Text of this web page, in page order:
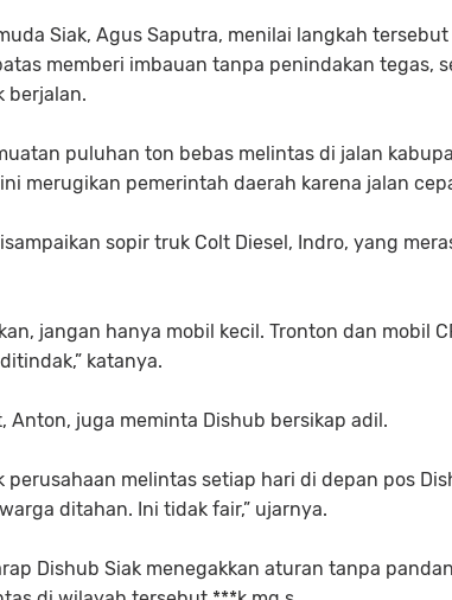
Siak, Agus Saputra, menilai langkah
memberi imbauan tanpa penindakan tegas,
berjalan.
puluhan ton bebas melintas di jalan
merugikan pemerintah daerah karena jalan
sopir truk Colt Diesel, Indro, yang
jangan hanya mobil kecil. Tronton dan mobil
katanya.
Anton, juga meminta Dishub bersikap adil.
perusahaan melintas setiap hari di depan pos
ditahan. Ini tidak fair,” ujarnya.
Dishub Siak menegakkan aturan tanpa